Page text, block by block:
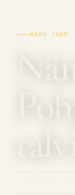
MOMO JORD